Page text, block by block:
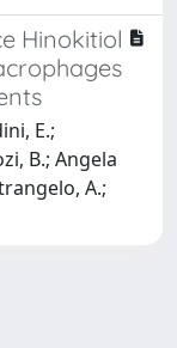
Hinokitiol
E.;
B.; Angela
A.;